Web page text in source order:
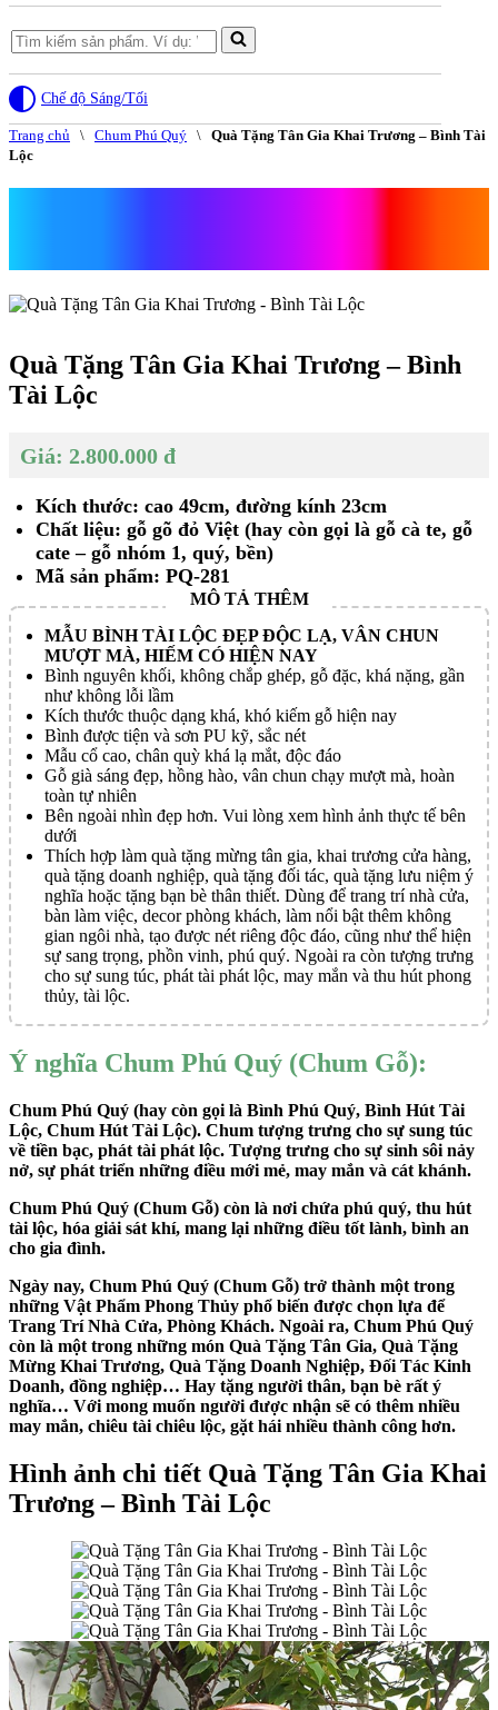
Search
for...
Chế độ Sáng/Tối
Trang chủ \ Chum Phú Quý \ Quà Tặng Tân Gia Khai Trương – Bình Tài
Lộc
Quà Tặng Tân Gia Khai Trương – Bình
Tài Lộc
Giá: 2.800.000 đ
Kích thước: cao 49cm, đường kính 23cm
Chất liệu: gỗ gõ đỏ Việt (hay còn gọi là gỗ cà te, gỗ
cate – gỗ nhóm 1, quý, bền)
Mã sản phẩm: PQ-281
MẪU BÌNH TÀI LỘC ĐẸP ĐỘC LẠ, VÂN CHUN
MƯỢT MÀ, HIẾM CÓ HIỆN NAY
Bình nguyên khối, không chắp ghép, gỗ đặc, khá nặng, gần
như không lỗi lầm
Kích thước thuộc dạng khá, khó kiếm gỗ hiện nay
Bình được tiện và sơn PU kỹ, sắc nét
Mẫu cổ cao, chân quỳ khá lạ mắt, độc đáo
Gỗ già sáng đẹp, hồng hào, vân chun chạy mượt mà, hoàn
toàn tự nhiên
Bên ngoài nhìn đẹp hơn. Vui lòng xem hình ảnh thực tế bên
dưới
Thích hợp làm quà tặng mừng tân gia, khai trương cửa hàng,
quà tặng doanh nghiệp, quà tặng đối tác, quà tặng lưu niệm ý
nghĩa hoặc tặng bạn bè thân thiết. Dùng để trang trí nhà cửa,
bàn làm việc, decor phòng khách, làm nổi bật thêm không
gian ngôi nhà, tạo được nét riêng độc đáo, cũng như thể hiện
sự sang trọng, phồn vinh, phú quý. Ngoài ra còn tượng trưng
cho sự sung túc, phát tài phát lộc, may mắn và thu hút phong
thủy, tài lộc.
Ý nghĩa Chum Phú Quý (Chum Gỗ):
Chum Phú Quý (hay còn gọi là Bình Phú Quý, Bình Hút Tài
Lộc, Chum Hút Tài Lộc). Chum tượng trưng cho sự sung túc
về tiền bạc, phát tài phát lộc. Tượng trưng cho sự sinh sôi nảy
nở, sự phát triển những điều mới mẻ, may mắn và cát khánh.
Chum Phú Quý (Chum Gỗ) còn là nơi chứa phú quý, thu hút
tài lộc, hóa giải sát khí, mang lại những điều tốt lành, bình an
cho gia đình.
Ngày nay, Chum Phú Quý (Chum Gỗ) trở thành một trong
những Vật Phẩm Phong Thủy phổ biến được chọn lựa để
Trang Trí Nhà Cửa, Phòng Khách. Ngoài ra, Chum Phú Quý
còn là một trong những món Quà Tặng Tân Gia, Quà Tặng
Mừng Khai Trương, Quà Tặng Doanh Nghiệp, Đối Tác Kinh
Doanh, đồng nghiệp… Hay tặng người thân, bạn bè rất ý
nghĩa… Với mong muốn người được nhận sẽ có thêm nhiều
may mắn, chiêu tài chiêu lộc, gặt hái nhiều thành công hơn.
Hình ảnh chi tiết Quà Tặng Tân Gia Khai
Trương – Bình Tài Lộc